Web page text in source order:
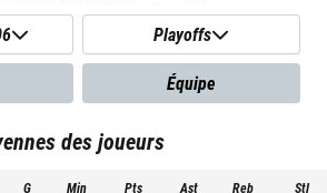
Playoffs
Équipe
des joueurs
G Min Pts Ast Reb Stl